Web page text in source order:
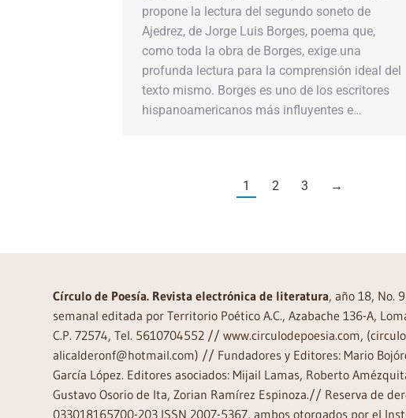
propone la lectura del segundo soneto de
Ajedrez, de Jorge Luis Borges, poema que,
como toda la obra de Borges, exige una
profunda lectura para la comprensión ideal del
texto mismo. Borges es uno de los escritores
hispanoamericanos más influyentes e…
1 2 3 →
Círculo de Poesía. Revista electrónica de literatura, año 18, No.
semanal editada por Territorio Poético A.C., Azabache 136-A,
C.P. 72574, Tel. 5610704552 // www.circulodepoesia.com,
alicalderonf@hotmail.com) // Fundadores y Editores: Mario
García López. Editores asociados: Mijail Lamas, Roberto
Gustavo Osorio de Ita, Zorian Ramírez Espinoza.// Reserva de
033018165700-203 ISSN 2007-5367, ambos otorgados por el